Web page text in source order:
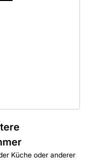
Küche oder anderer